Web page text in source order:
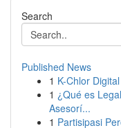
Search
Published News
1 K-Chlor
1 ¿Qué es
Asesorí...
1 Partisipasi